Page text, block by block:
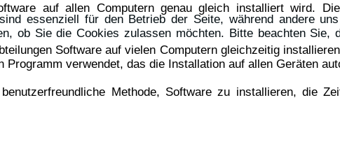
auf allen Computern genau gleich installiert wird.
Software auf vielen Computern gleichzeitig
verwendet, das die Installation auf allen Geräten
Methode, Software zu installieren, die
essenziell für den Betrieb der Seite, während andere
ob Sie die Cookies zulassen möchten. Bitte beachten Sie,